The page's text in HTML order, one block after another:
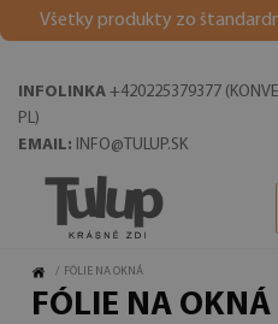
Všetky produkty zo
INFOLINKA +420225379377
PL)
EMAIL: INFO@TULUP.SK
/ FÓLIE NA OKNÁ
FÓLIE NA OKNÁ